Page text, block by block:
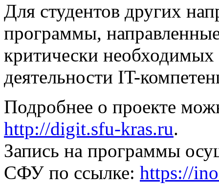
Для студентов других
программы,
критически
деятельности IT-
Подробнее о проекте
http://digit.sfu-kras.ru.
Запись на программы
СФУ по ссылке: https://